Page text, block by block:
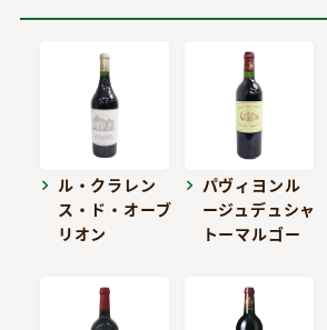
ル・クラレン
ス・ド・オーブ
リオン
パヴィヨンル
ージュデュシャ
トーマルゴー